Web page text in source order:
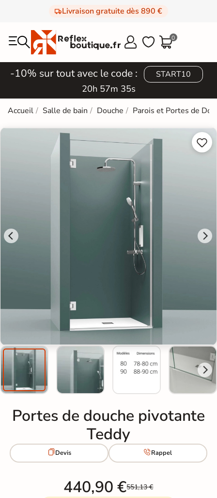
Livraison gratuite dès 890 €
  0
-10% sur tout avec le code : START10
20h 57m 34s
Accueil Salle de bain Douche Parois et Portes de


Portes de douche pivotante
Teddy
Devis Rappel
440,90 €551,13 €